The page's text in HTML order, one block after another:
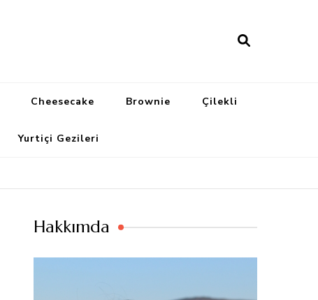
Cheesecake Brownie Çilekli
Yurtiçi Gezileri
Hakkımda